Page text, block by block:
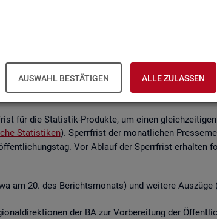
AUSWAHL BESTÄTIGEN ALLE ZULASSEN
und in den Re­gio­nen er­fol­gen an den
für die Sta­tis­tik-Pro­duk­te, um einen
Sta­tis­ti­ken). Sperr­frist der mo­nat­li­chen
Vor Ab­lauf der Sperr­frist er­hal­ten
am 20. des Be­richts­mo­nats) und wei­te­re
der BA zur Vor­be­rei­tung der